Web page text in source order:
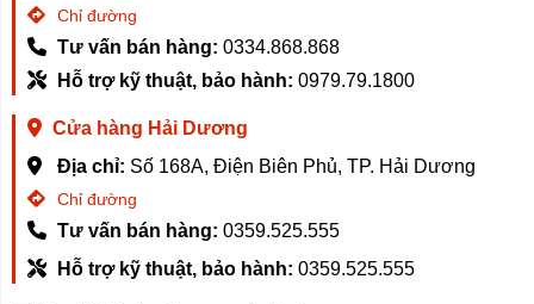
3. Công nghệ 6 chuyển động DD – giảm
hư tổn sợi vải
Công nghệ 6 chuyển động DD trong máy giặt sấy
Chỉ đường
Tư vấn bán hàng: 0334.868.868
Hỗ trợ kỹ thuật, bảo hành: 0979.79.1800
Cửa hàng Hải Dương
Địa chỉ: Số 168A, Điện Biên Phủ, TP. Hải Dương
Chỉ đường
Tư vấn bán hàng: 0359.525.555
Hỗ trợ kỹ thuật, bảo hành: 0359.525.555